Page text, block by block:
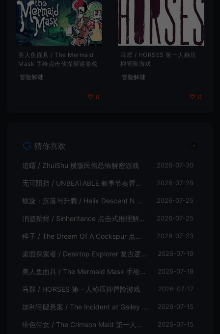
美人鱼面具 / The Mermaid
Mask 手绘点击侦探解谜游戏
冒险解谜
0
马群 / HORSES 第一人称压
抑冒险游戏
冒险解谜
0
猜你喜欢
追曙 / ZhuiShu 横版民俗恐怖解密游戏 2026-07-30
无可阻挡 / UNBEATABLE 叙事节奏冒险游戏 2026-07-28
螺旋：沉落与升腾 / Helix Descent N Ascent 解谜冒险游戏 2026-07-25
消逝殆烬 / Sinheritance 点击式推理解谜游戏 2026-07-25
稗子 / The Dream Of A Cockspur 点击式剧情解谜游戏 2026-07-23
桌面探索者 / Desktop Explorer 复古逻辑解密游戏 2026-07-19
美人鱼面具 / The Mermaid Mask 手绘点击侦探解谜游戏 2026-07-18
马群 / HORSES 第一人称压抑冒险游戏 2026-07-17
加利宅邸悬案 / The Incident at Galley House 侦探解密推理游戏 2026-07-15
绯色侍女 / The Crimson Maid 第一人称探索叙事悬疑游戏 2026-07-15